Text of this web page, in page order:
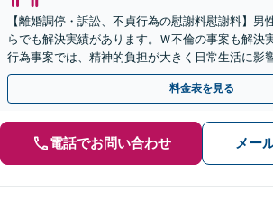
【離婚調停・訴訟、不貞行為の慰謝料慰謝料】男
らでも解決実績があります。Ｗ不倫の事案も解決
行為事案では、精神的負担が大きく日常生活に影
護士に委任すれば不安解消につながります。
料金表を見る
電話でお問い合わせ メー